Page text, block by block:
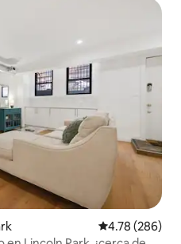
Calificación
4.78 (286)